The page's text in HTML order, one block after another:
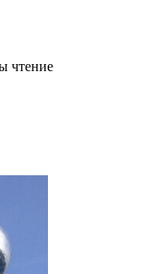
чтение